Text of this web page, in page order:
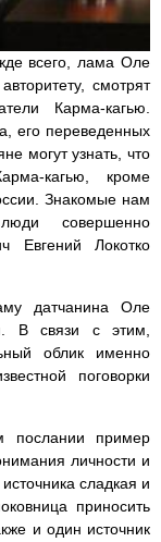
всего, лама Оле
смотрят
Карма-кагью.
его переведенных
могут узнать, что
кагью, кроме
Знакомые нам
совершенно
Евгений Локотко
датчанина Оле
В связи с этим,
облик именно
поговорки
послании пример
личности и
сладкая и
приносить
и один источник